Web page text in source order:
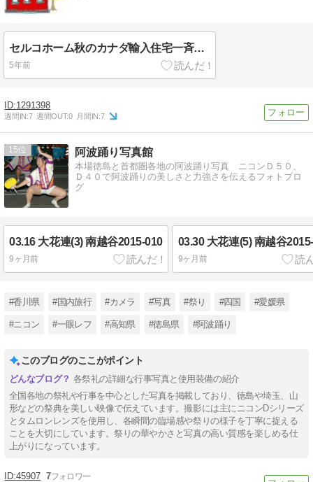
セルコホーム秋のカナダ輸入住宅一斉見学会 -アシスタントA-
5年前
1291398
週間IN:7 週間OUT:0 月間IN:7
15 阿波踊り写真館
本場徳島と首都圏各地の阿波踊り写真 ニコンＤ５０、
Ｄ４０で阿波踊りの美しさと力強さを伝えるフォトブロ
グ
03.16 大花連(3) 南越谷2015-010
9ヶ月前
03.30 大花連(5) 南越谷
9ヶ月前
#香川県 #国内旅行 #カメラ #写真 #祭り #四国 #愛媛県
#ニコン #一眼レフ #高知県 #徳島県 #阿波踊り
このブログのここがポイント
各祭礼の詳細な行事写真と使用装備の紹介
全国各地の祭礼や行事を中心とした写真を掲載しており、徳島や埼玉、山
形などの祭典を美しい映像で伝えています。撮影には主にニコンDシリーズ
とタムロンレンズを使用し、各瞬間の臨場感や祭りの様子を丁寧に捉える
ことを大切にしています。祭りの華やかさと写真の高い質感を楽しめる仕
上がりになっています。
45907 7